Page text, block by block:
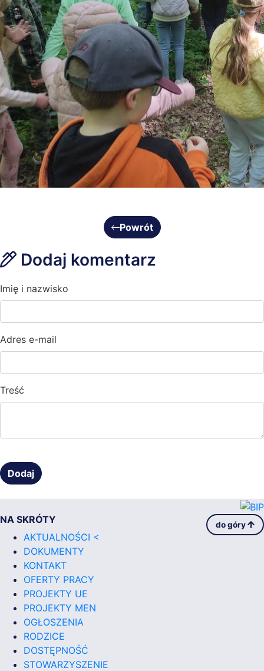
Powrót
Dodaj komentarz
Imię i nazwisko
Adres e-mail
Treść
NA SKRÓTY do góry
AKTUALNOŚCI <
DOKUMENTY
KONTAKT
OFERTY PRACY
PROJEKTY UE
PROJEKTY MEN
OGŁOSZENIA
RODZICE
DOSTĘPNOŚĆ
STOWARZYSZENIE